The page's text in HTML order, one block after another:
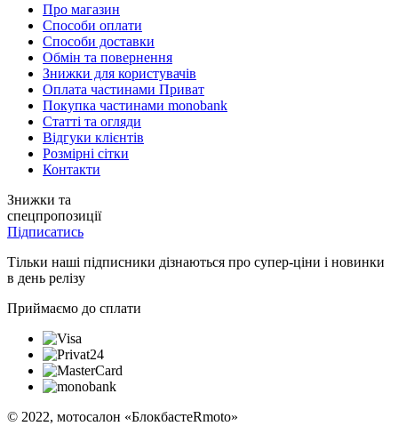
Про магазин
Способи оплати
Способи доставки
Обмін та повернення
Знижки для користувачів
Оплата частинами Приват
Покупка частинами monobank
Статті та огляди
Відгуки клієнтів
Розмірні сітки
Контакти
Знижки та
спецпропозиції
Підписатись
Тільки наші підписники дізнаються про супер-ціни і новинки
в день релізу
Приймаємо до сплати
© 2022, мотосалон «БлокбастеRmoto»